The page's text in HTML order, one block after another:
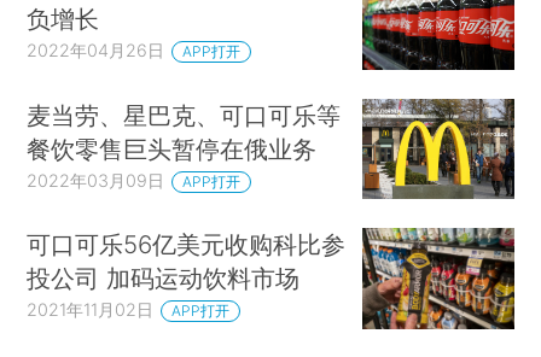
负增长
2022年04月26日 APP打开
麦当劳、星巴克、可口可乐等
餐饮零售巨头暂停在俄业务
2022年03月09日 APP打开
可口可乐56亿美元收购科比参
投公司 加码运动饮料市场
2021年11月02日 APP打开